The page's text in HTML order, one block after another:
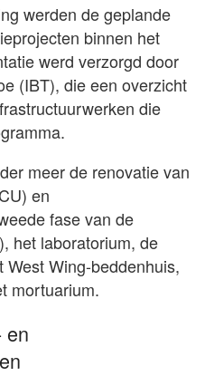
werden de geplande
binnen het
werd verzorgd door
(IBT), die een overzicht
die
meer de renovatie van
en
fase van de
het laboratorium, de
Wing-beddenhuis,
mortuarium.
en